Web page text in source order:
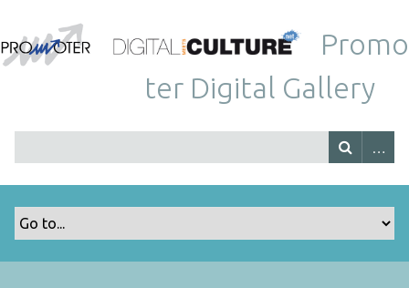
Promo
ter Digital Gallery